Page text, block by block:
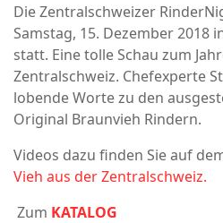
Die Zentralschweizer
Samstag, 15. Dezember 2018
statt. Eine tolle Schau zum
Zentralschweiz. Chefexperte
lobende Worte zu den
Original Braunvieh Rindern.
Videos dazu finden Sie auf
Vieh aus der Zentralschweiz.
Zum KATALOG